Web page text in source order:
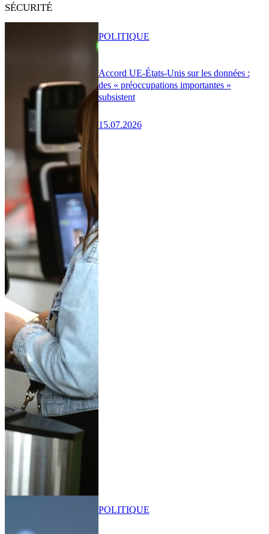
SÉCURITÉ
Accord UE-États-Unis sur les données :
des « préoccupations importantes »
subsistent
15.07.2026
POLITIQUE
POLITIQUE